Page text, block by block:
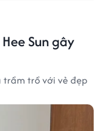
Sun gây
trầm trồ với vẻ đẹp